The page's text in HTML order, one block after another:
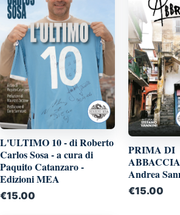
L'ULTIMO 10 - di Roberto
Carlos Sosa - a cura di
Paquito Catanzaro -
Edizioni MEA
€15.00
PRIMA DI
Andrea
€15.00